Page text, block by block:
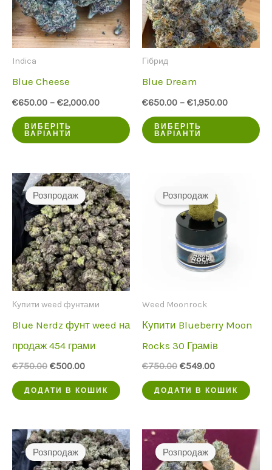
вибрати
на
сторінці
продукту
на
Indica
Blue Cheese
€650.00 – €2,000.00
ВИБЕРІТЬ
ВАРІАНТИ
Цей
продукт
варіантів.
Опції
можна
вибрати
на
сторінці
продукту
Гібрид
Blue Dream
€650.00 – €1,950.00
ВИБЕРІТЬ
ВАРІАНТИ
Розпродаж
Купити weed фунтами
Blue Nerdz фунт weed на
продаж 454 грами
€750.00 Початкова
була:
€750.00.
€500.00Поточна
€500.00.
ДОДАТИ В КОШИК
Розпродаж
Weed Moonrock
Купити Blueberry Moon
Rocks 30 Грамів
€750.00 Початкова
була:
€750.00.
€549.00Поточна
€549.00.
ДОДАТИ В КОШИК
Розпродаж Розпродаж